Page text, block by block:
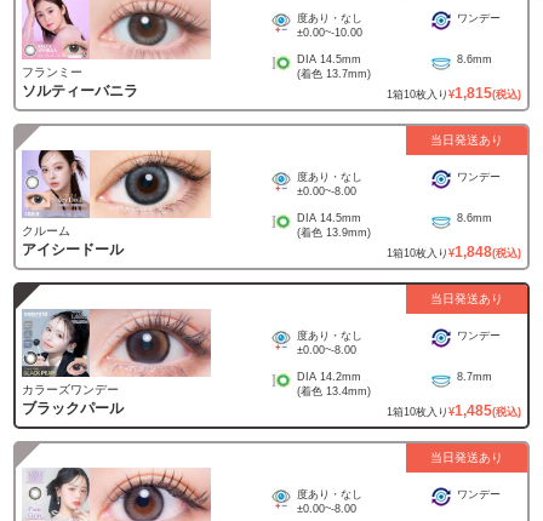
フランミー
ソルティーバニラ
度あり・なし
±0.00~-10.00
ワンデー
DIA 14.5mm
(着色 13.7mm)
8.6mm
1箱10枚入り ¥1,815(税込)
当日発送あり
クルーム
アイシードール
度あり・なし
±0.00~-8.00
ワンデー
DIA 14.5mm
(着色 13.9mm)
8.6mm
1箱10枚入り ¥1,848(税込)
当日発送あり
カラーズワンデー
ブラックパール
度あり・なし
±0.00~-8.00
ワンデー
DIA 14.2mm
(着色 13.4mm)
8.7mm
1箱10枚入り ¥1,485(税込)
当日発送あり
度あり・なし
±0.00~-8.00
ワンデー